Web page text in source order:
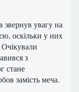
звернув увагу на
оскільки у них
з
стане
замість меча.